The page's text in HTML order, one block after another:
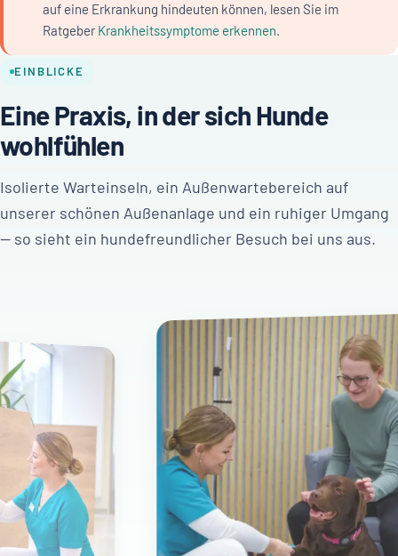
auf eine Erkrankung hindeuten können, lesen Sie im
Ratgeber Krankheitssymptome erkennen.
EINBLICKE
Eine Praxis, in der sich Hunde
wohlfühlen
Isolierte Warteinseln, ein Außenwartebereich auf
unserer schönen Außenanlage und ein ruhiger Umgang
— so sieht ein hundefreundlicher Besuch bei uns aus.